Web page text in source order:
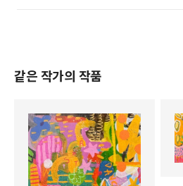
같은 작가의 작품